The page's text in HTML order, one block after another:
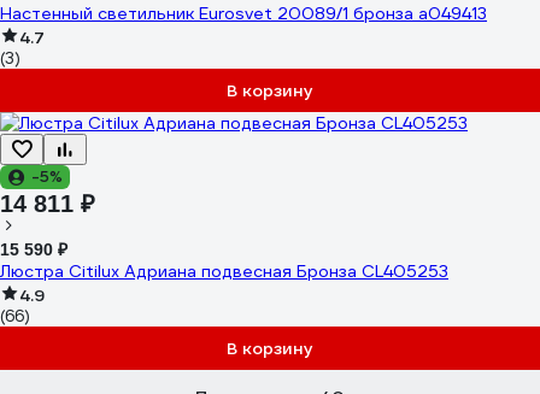
Настенный светильник Eurosvet 20089/1 бронза a049413
4.7
(3)
В корзину
-5%
14 811 ₽
15 590 ₽
Люстра Citilux Адриана подвесная Бронза CL405253
4.9
(66)
В корзину